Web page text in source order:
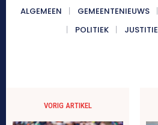
ALGEMEEN GEMEENTENIEUWS
POLITIEK
JUSTITIE
VORIG ARTIKEL